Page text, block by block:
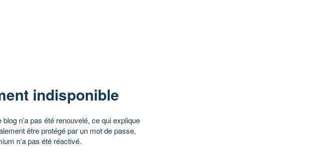
indisponible
n’a pas été renouvelé, ce qui explique
être protégé par un mot de passe,
n’a pas été réactivé.